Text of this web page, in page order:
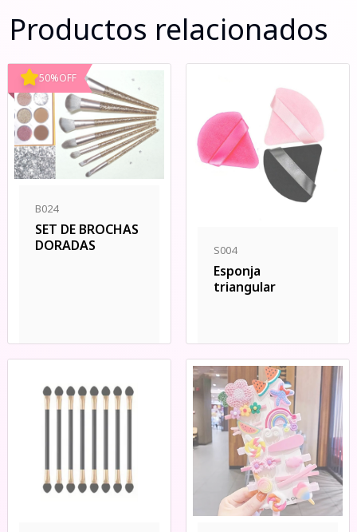
Productos relacionados
50%OFF
B024
SET DE BROCHAS
DORADAS
S004
Esponja
triangular